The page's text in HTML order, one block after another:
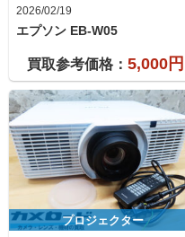
2026/02/19
エプソン EB-W05
買取参考価格： 5,000円
プロジェクター